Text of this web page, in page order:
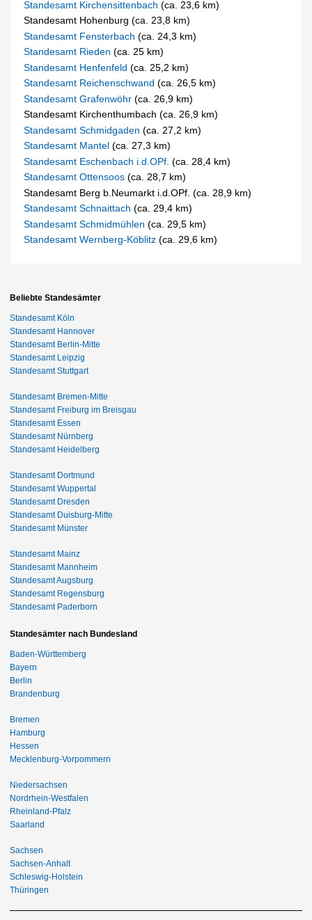
Standesamt Kirchensittenbach(ca. 23,6 km)
Standesamt Hohenburg (ca. 23,8 km)
Standesamt Fensterbach(ca. 24,3 km)
Standesamt Rieden(ca. 25 km)
Standesamt Henfenfeld(ca. 25,2 km)
Standesamt Reichenschwand(ca. 26,5 km)
Standesamt Grafenwöhr(ca. 26,9 km)
Standesamt Kirchenthumbach (ca. 26,9 km)
Standesamt Schmidgaden(ca. 27,2 km)
Standesamt Mantel(ca. 27,3 km)
Standesamt Eschenbach i.d.OPf.(ca. 28,4 km)
Standesamt Ottensoos(ca. 28,7 km)
Standesamt Berg b.Neumarkt i.d.OPf. (ca. 28,9 km)
Standesamt Schnaittach(ca. 29,4 km)
Standesamt Schmidmühlen(ca. 29,5 km)
Standesamt Wernberg-Köblitz(ca. 29,6 km)
Beliebte Standesämter
Standesamt Köln
Standesamt Hannover
Standesamt Berlin-Mitte
Standesamt Leipzig
Standesamt Stuttgart
Standesamt Bremen-Mitte
Standesamt Freiburg im Breisgau
Standesamt Essen
Standesamt Nürnberg
Standesamt Heidelberg
Standesamt Dortmund
Standesamt Wuppertal
Standesamt Dresden
Standesamt Duisburg-Mitte
Standesamt Münster
Standesamt Mainz
Standesamt Mannheim
Standesamt Augsburg
Standesamt Regensburg
Standesamt Paderborn
Standesämter nach Bundesland
Baden-Württemberg
Bayern
Berlin
Brandenburg
Bremen
Hamburg
Hessen
Mecklenburg-Vorpommern
Niedersachsen
Nordrhein-Westfalen
Rheinland-Pfalz
Saarland
Sachsen
Sachsen-Anhalt
Schleswig-Holstein
Thüringen